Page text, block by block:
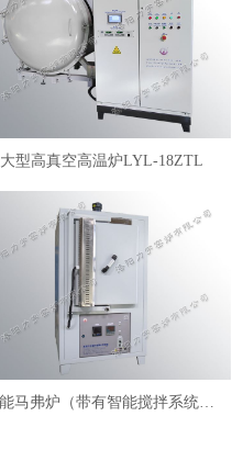
大型高真空高温炉LYL-18ZTL
智能马弗炉（带有智能搅拌系统）LYL-FANM